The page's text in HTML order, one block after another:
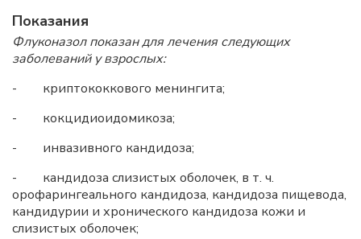
Показания
Флуконазол показан для лечения следующих
заболеваний у взрослых:
- криптококкового менингита;
- кокцидиоидомикоза;
- инвазивного кандидоза;
- кандидоза слизистых оболочек, в т. ч.
орофарингеального кандидоза, кандидоза пищевода,
кандидурии и хронического кандидоза кожи и
слизистых оболочек;